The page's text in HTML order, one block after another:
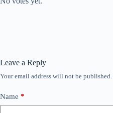
Leave a Reply
Your email address will not be published.
Name *